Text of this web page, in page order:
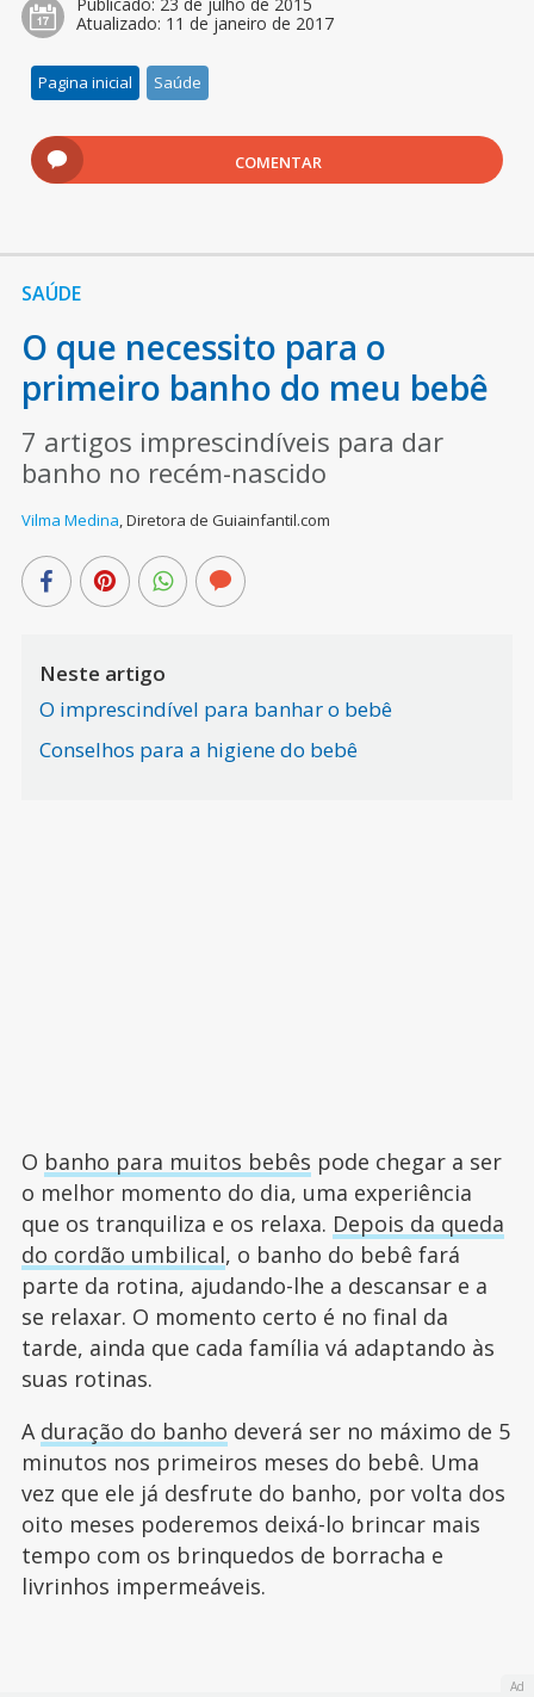
Atualizado: 11 de janeiro de 2017
Pagina inicial Saúde
COMENTAR
SAÚDE
O que necessito para o
primeiro banho do meu bebê
7 artigos imprescindíveis para dar
banho no recém-nascido
Vilma Medina,Diretora de Guiainfantil.com
Neste artigo
O imprescindível para banhar o bebê
Conselhos para a higiene do bebê
O banho para muitos bebês pode chegar a ser
o melhor momento do dia, uma experiência
que os tranquiliza e os relaxa. Depois da queda
do cordão umbilical, o banho do bebê fará
parte da rotina, ajudando-lhe a descansar e a
se relaxar. O momento certo é no final da
tarde, ainda que cada família vá adaptando às
suas rotinas.
A duração do banho deverá ser no máximo de 5
minutos nos primeiros meses do bebê. Uma
vez que ele já desfrute do banho, por volta dos
oito meses poderemos deixá-lo brincar mais
tempo com os brinquedos de borracha e
livrinhos impermeáveis.
Ad